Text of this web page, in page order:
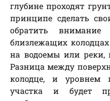
глубине проходят
принципе сделать
обратить
близлежащих
на водоемы или реки,
Разница между
колодце, и уровнем
участка и будет